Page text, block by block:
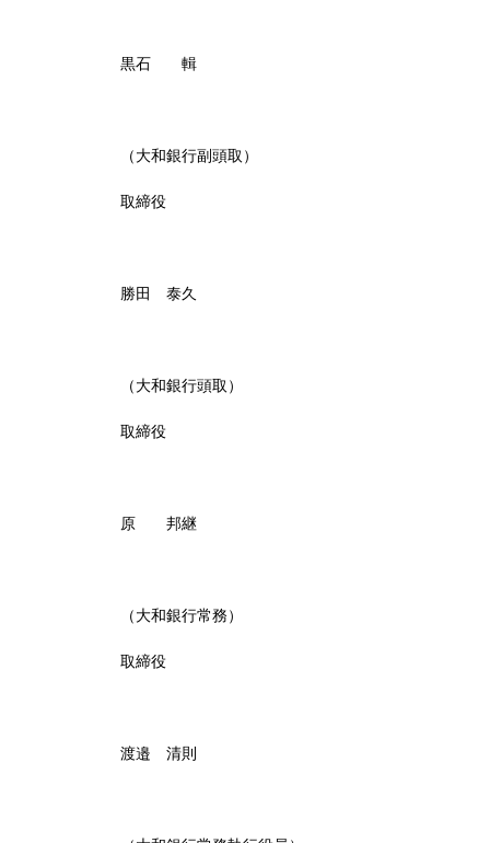
黒石 輯
（大和銀行副頭取）
取締役
勝田 泰久
（大和銀行頭取）
取締役
原 邦継
（大和銀行常務）
取締役
渡邉 清則